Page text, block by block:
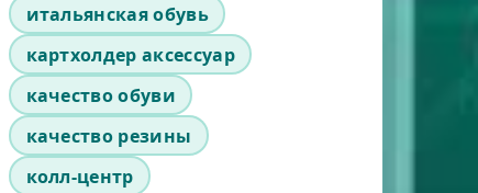
итальянская обувь
картхолдер аксессуар
качество обуви
качество резины
колл-центр